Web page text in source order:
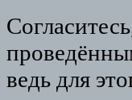
ведь для